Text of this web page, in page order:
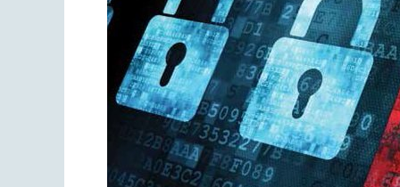
messagerie
personnelle